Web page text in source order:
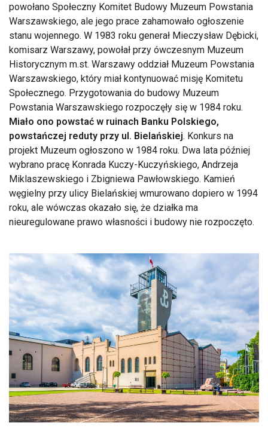
powołano Społeczny Komitet Budowy Muzeum Powstania
Warszawskiego, ale jego prace zahamowało ogłoszenie
stanu wojennego. W 1983 roku generał Mieczysław Dębicki,
komisarz Warszawy, powołał przy ówczesnym Muzeum
Historycznym m.st. Warszawy oddział Muzeum Powstania
Warszawskiego, który miał kontynuować misję Komitetu
Społecznego. Przygotowania do budowy Muzeum
Powstania Warszawskiego rozpoczęły się w 1984 roku.
Miało ono powstać w ruinach Banku Polskiego,
powstańczej reduty przy ul. Bielańskiej. Konkurs na
projekt Muzeum ogłoszono w 1984 roku. Dwa lata później
wybrano pracę Konrada Kuczy-Kuczyńskiego, Andrzeja
Miklaszewskiego i Zbigniewa Pawłowskiego. Kamień
węgielny przy ulicy Bielańskiej wmurowano dopiero w 1994
roku, ale wówczas okazało się, że działka ma
nieuregulowane prawo własności i budowy nie rozpoczęto.